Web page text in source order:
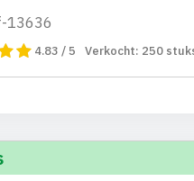
13636
4.83 / 5 Verkocht: 250